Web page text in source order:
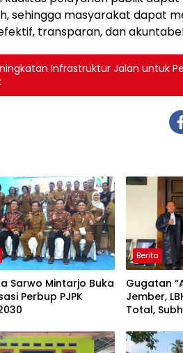
sehingga masyarakat dapat
transparan, dan
Infrastruktur Jalan untuk
Sarwo Mintarjo Buka
Perbup PJPK
Berita
Gugatan
Jember,
Total,